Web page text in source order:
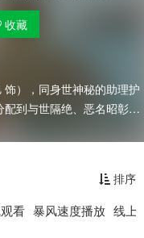
收藏
），同身世神秘的助理护
到与世隔绝、恶名昭彰
艰难环境中共同成长，展
画。
排序
看 暴风速度播放 线上